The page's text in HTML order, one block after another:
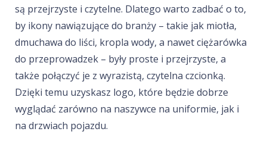
są przejrzyste i czytelne. Dlatego warto zadbać o to,
by ikony nawiązujące do branży – takie jak miotła,
dmuchawa do liści, kropla wody, a nawet ciężarówka
do przeprowadzek – były proste i przejrzyste, a
także połączyć je z wyrazistą, czytelna czcionką.
Dzięki temu uzyskasz logo, które będzie dobrze
wyglądać zarówno na naszywce na uniformie, jak i
na drzwiach pojazdu.